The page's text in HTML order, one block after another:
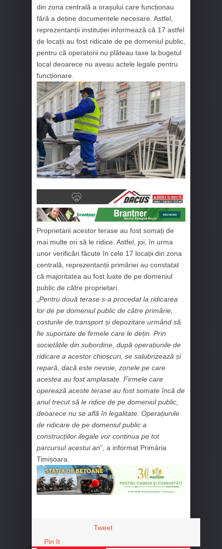
din zona centrală a orașului care funcționau
fără a deține documentele necesare. Astfel,
reprezentanții instituției informează că 17 astfel
de locații au fost ridicate de pe domeniul public,
pentru că operatorii nu plăteau taxe la bugetul
local deoarece nu aveau actele legale pentru
funcționare.
Proprietarii acestor terase au fost somați de
mai multe ori să le ridice. Astfel, joi, în urma
unor verificări făcute în cele 17 locații din zona
centrală, reprezentanții primăriei au constatat
că majoritatea au fost luate de pe domeniul
public de către proprietari.
Pentru două terase s-a procedat la ridicarea
lor de pe domeniul public de către primărie,
costurile de transport și depozitare urmând să
fie suportate de firmele care le dețin. Prin
societățile din subordine, după operațiunile de
ridicare a acestor chioșcuri, se salubrizează și
repară, dacă este nevoie, zonele pe care
acestea au fost amplasate. Firmele care
operează aceste terase au fost somate încă de
anul trecut să le ridice de pe domeniul public,
deoarece nu se află în legalitate. Operațiunile
de ridicare de pe domeniul public a
construcțiilor ilegale vor continua pe tot
parcursul acestui an”, a informat Primăria
Timișoara.
Tweet
Pin It